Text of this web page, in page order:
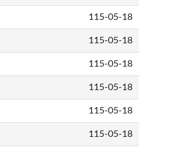
115-05-18
115-05-18
115-05-18
115-05-18
115-05-18
115-05-18